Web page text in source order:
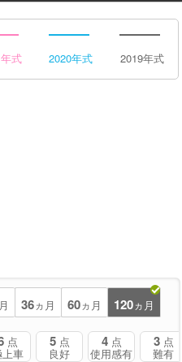
式 2020年式 2019年式
36ヵ月 60ヵ月 120ヵ月
点
車
5 点
良好
4 点
使用感有
3 点
難有